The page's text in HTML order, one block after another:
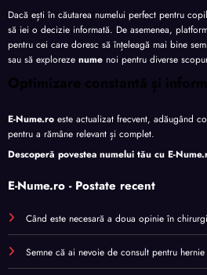
Dacă ești în căutarea numelui perfect pentru
să iei o decizie informată. De asemenea,
pentru cei care doresc să înțeleagă mai bine
sau să exploreze nume noi pentru diverse
Optimizare constantă și
E-Nume.ro este actualizat frecvent, adăugând
pentru a rămâne relevant și complet.
Descoperă povestea numelui tău cu E-
E-Nume.ro - Postate recent
Când este necesară a doua opinie în
Semne că ai nevoie de consult pentru